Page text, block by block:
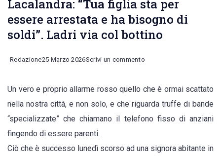
Lacalandra: “Tua figlia sta per
essere arrestata e ha bisogno di
soldi”. Ladri via col bottino
Redazione25 Marzo 2026Scrivi un commento
truffata
anziana
in
Lacalandra:
Un vero e proprio allarme rosso quello che è ormai scattato
nella nostra città, e non solo, e che riguarda truffe di bande
“specializzate” che chiamano il telefono fisso di anziani
fingendo di essere parenti.
Ciò che è successo lunedì scorso ad una signora abitante in